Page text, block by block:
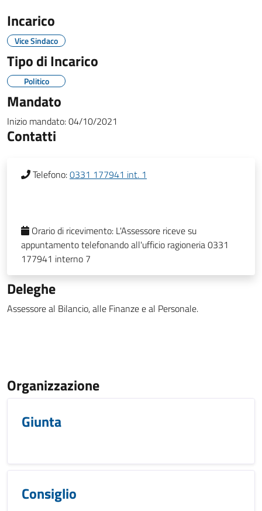
Incarico
Vice Sindaco
Tipo di Incarico
Politico
Mandato
Inizio mandato:04/10/2021
Contatti
Telefono:0331 177941 int. 1
Orario di ricevimento: L'Assessore riceve su
appuntamento telefonando all'ufficio ragioneria 0331
177941 interno 7
Deleghe
Assessore al Bilancio, alle Finanze e al Personale.
Organizzazione
Giunta
Consiglio